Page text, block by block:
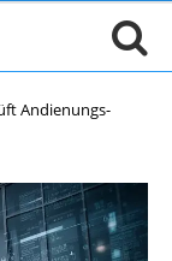
Andienungs-